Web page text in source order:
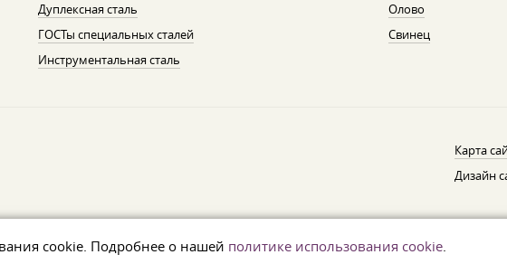
cookie. Подробнее о нашей политике использования cookie.
Дуплексная сталь
ГОСТы специальных сталей
Инструментальная сталь
Олово
Свинец
Карта
Дизайн